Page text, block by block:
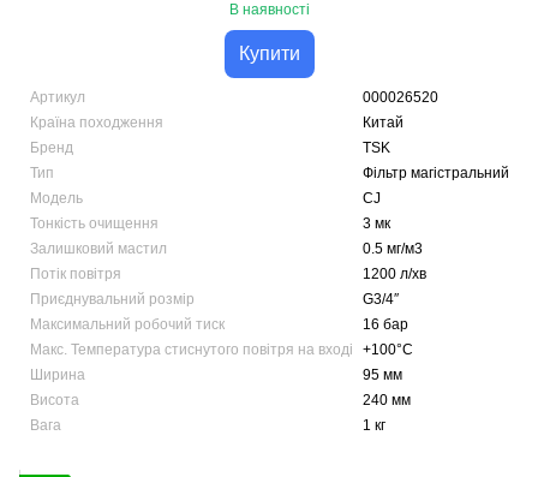
В наявності
Купити
Артикул
000026520
Країна походження
Китай
Бренд
TSK
Тип
Фільтр магістральний
Модель
CJ
Тонкість очищення
3 мк
Залишковий мастил
0.5 мг/м3
Потік повітря
1200 л/хв
Приєднувальний розмір
G3/4″
Максимальний робочий тиск
16 бар
Макс. Температура стиснутого повітря на вході
+100°C
Ширина
95 мм
Висота
240 мм
Вага
1 кг